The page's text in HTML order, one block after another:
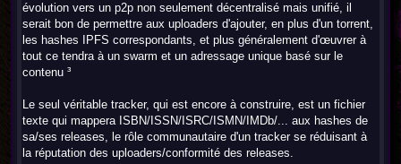
évolution vers un p2p non seulement décentralisé mais unifié, il
serait bon de permettre aux uploaders d'ajouter, en plus d'un torrent,
les hashes IPFS correspondants, et plus généralement d'œuvrer à
tout ce tendra à un swarm et un adressage unique basé sur le
contenu ³
Le seul véritable tracker, qui est encore à construire, est un fichier
texte qui mappera ISBN/ISSN/ISRC/ISMN/IMDb/... aux hashes de
sa/ses releases, le rôle communautaire d'un tracker se réduisant à
la réputation des uploaders/conformité des releases.